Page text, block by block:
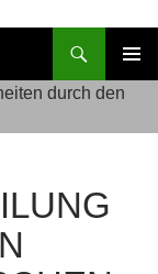
MENÜ